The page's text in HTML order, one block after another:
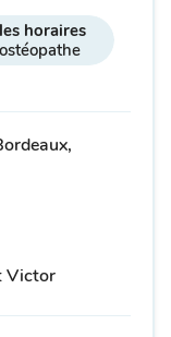
horaires
Victor